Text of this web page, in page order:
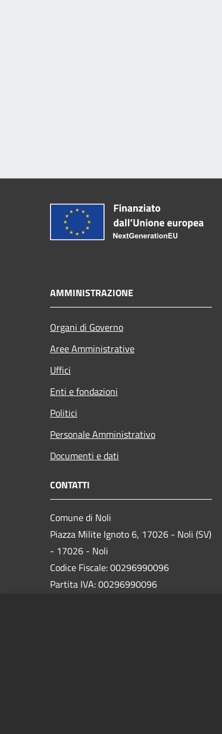
AMMINISTRAZIONE
Organi di Governo
Aree Amministrative
Uffici
Enti e fondazioni
Politici
Personale Amministrativo
Documenti e dati
CONTATTI
Comune di Noli
Piazza Milite Ignoto 6, 17026 - Noli (SV)
- 17026 - Noli
Codice Fiscale: 00296990096
Partita IVA: 00296990096